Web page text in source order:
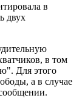
в
двух
в том
Для этого
а в случае